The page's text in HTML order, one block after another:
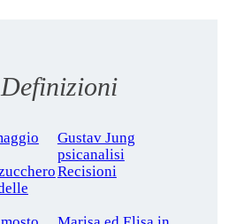
Gustav Jung
psicanalisi
Recisioni